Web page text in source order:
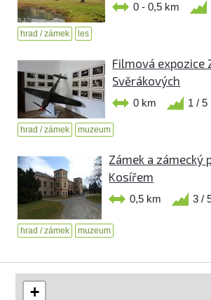
0 - 0,5 km
hrad / zámek les
Filmová expozice
Svěrákových
0 km 1 / 5
hrad / zámek muzeum
Zámek a zámecký
Kosířem
0,5 km 3 /
hrad / zámek muzeum
+